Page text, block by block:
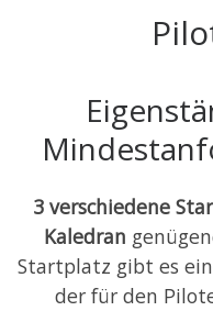
3 verschiedene
Kaledran
Startplatz gibt es
der für den